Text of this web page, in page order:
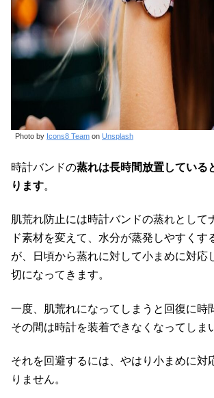
Photo by Icons8 Team on Unsplash
時計バンドの蒸れは長時間放置している
ります。
肌荒れ防止には時計バンドの蒸れとして
ド素材を変えて、水分が蒸発しやすくす
が、日頃から蒸れに対して小まめに対応
切になってきます。
一度、肌荒れになってしまうと回復に時
その間は時計を装着できなくなってしま
それを回避するには、やはり小まめに対
りません。